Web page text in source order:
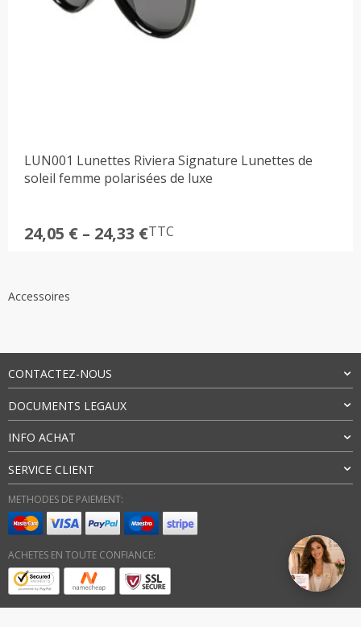
LUN001 Lunettes Riviera Signature Lunettes de
soleil femme polarisées de luxe
24,05 € – 24,33 €
Plage
24,05 €
TTC
Accessoires
CONTACTEZ-NOUS
DOCUMENTS LEGAUX
INFO ACHAT
SERVICE CLIENT
METHODES DE PAIEMENT:
ACHETES EN TOUTE CONFIANCE: